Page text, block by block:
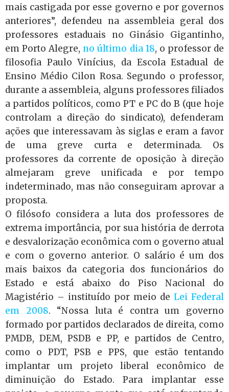
mais castigada por esse governo e por governos
anteriores”, defendeu na assembleia geral dos
professores estaduais no Ginásio Gigantinho,
em Porto Alegre, no último dia 18, o professor de
filosofia Paulo Vinícius, da Escola Estadual de
Ensino Médio Cilon Rosa. Segundo o professor,
durante a assembleia, alguns professores filiados
a partidos políticos, como PT e PC do B (que hoje
controlam a direção do sindicato), defenderam
ações que interessavam às siglas e eram a favor
de uma greve curta e determinada. Os
professores da corrente de oposição à direção
almejaram greve unificada e por tempo
indeterminado, mas não conseguiram aprovar a
proposta.
O filósofo considera a luta dos professores de
extrema importância, por sua história de derrota
e desvalorização econômica com o governo atual
e com o governo anterior. O salário é um dos
mais baixos da categoria dos funcionários do
Estado e está abaixo do Piso Nacional do
Magistério – instituído por meio de Lei Federal
em 2008. “Nossa luta é contra um governo
formado por partidos declarados de direita, como
PMDB, DEM, PSDB e PP, e partidos de Centro,
como o PDT, PSB e PPS, que estão tentando
implantar um projeto liberal econômico de
diminuição do Estado. Para implantar esse